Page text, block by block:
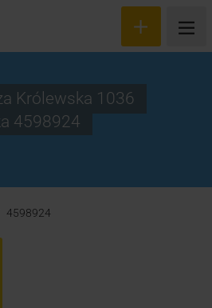
przesyłki
Królewska 1036
4598924
4598924